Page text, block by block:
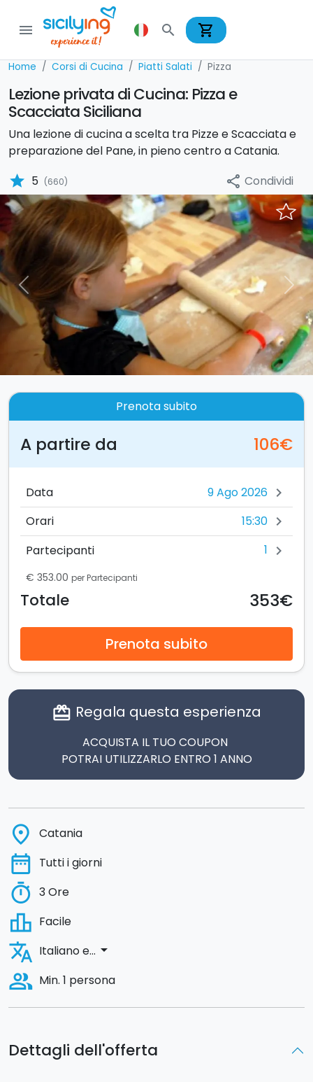
menu search shopping_cart
Home Corsi di Cucina Piatti Salati Pizza
Lezione privata di Cucina: Pizza e
Scacciata Siciliana
Una lezione di cucina a scelta tra Pizze e Scacciata e
preparazione del Pane, in pieno centro a Catania.
star 5 (660) share Condividi
Previous Next
Dettagli dell'offerta
Prenota subito
A partire da 106€
Data chevron_right
Orari 15:30 chevron_right
Partecipanti 1 chevron_right
€ 353.00 per Partecipanti
Totale 353€
Prenota subito
card_giftcard Regala questa esperienza
ACQUISTA IL TUO COUPON
POTRAI UTILIZZARLO ENTRO 1 ANNO
place Catania
date_range Tutti i giorni
timer 3 Ore
leaderboard Facile
translate Italiano e... arrow_drop_down
people_alt Min. 1 persona